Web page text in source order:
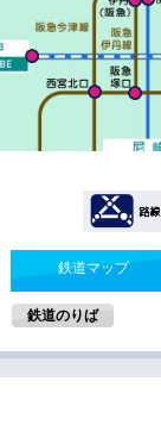
鉄道マップ
鉄道のりば